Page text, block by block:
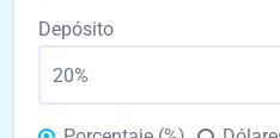
Depósito